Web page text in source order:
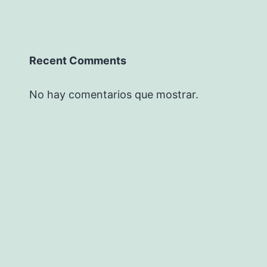
Recent Comments
No hay comentarios que mostrar.